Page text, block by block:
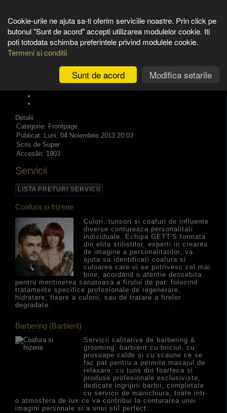
Cookie-urile ne ajuta sa-ti oferim serviciile noastre. Prin click pe
butonul "Sunt de acord" accepti utilizarea modulelor cookie. Iti
poti totodata schimba preferintele privind modulele cookie.
Termeni si conditii
Modifica setarile
Sunt de acord
Detalii
Categorie: Frontpage
Publicat: Luni, 04 Noiembrie 2013 20:03
Scris de Super
Accesări: 1903
Servicii
LISTA PRETURI SERVICII
Coafura si frizerie
Culori, tunsori si coafuri de influente
diverse contureaza personalitati
individuale. Echipa GETT'S formata
din elita stilistilor, experti in crearea
de imagine a personalitatilor, va
ajuta sa identificati coafura si
culoarea care vi se potrivesc cel mai
bine, acordand o atentie deosebita
pentru mentinerea sanatoasa a firului de par, folosind
tratamente specifice profesionale de regenerare,
hidratare, fixare a culorii, sau de tratare a firelor
degradate.
Barbering (Barbierit)
Servicii calitative de barbering &
grooming: barbierit cu briciul, cu
prosoape calde si cu scaune ce se
fac pat pentru a permite masajul de
relaxare, cu tuns din foarfeca si
produse profesionale exclusiviste,
dedicate ingrijirii barbii, completate
cu servicii de manichiura, toate intr-
o atmosfera de lux ce va contribui la conturarea unei
imagini personale si a unui stil perfect.